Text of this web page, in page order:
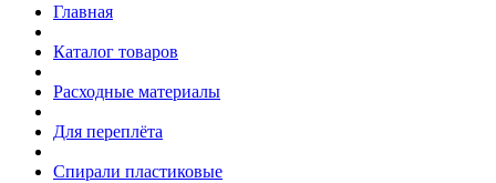
Главная
Каталог товаров
Расходные материалы
Для переплёта
Спирали пластиковые